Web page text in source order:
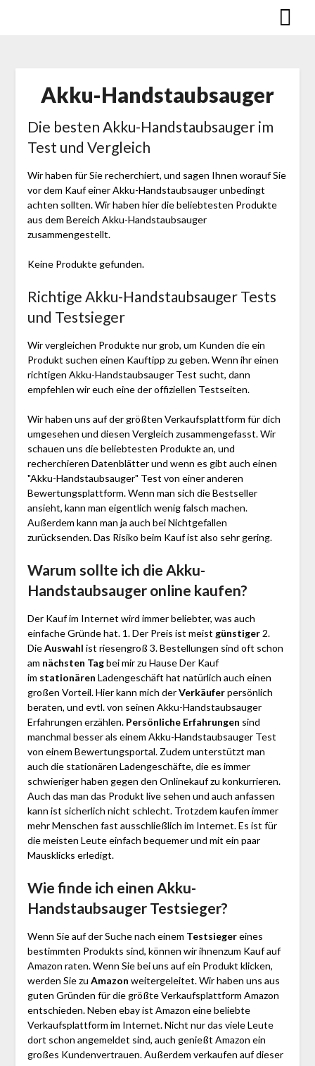
Akku-Handstaubsauger
Die besten Akku-Handstaubsauger im
Test und Vergleich
Wir haben für Sie recherchiert, und sagen Ihnen worauf Sie
vor dem Kauf einer Akku-Handstaubsauger unbedingt
achten sollten. Wir haben hier die beliebtesten Produkte
aus dem Bereich Akku-Handstaubsauger
zusammengestellt.
Keine Produkte gefunden.
Richtige Akku-Handstaubsauger Tests
und Testsieger
Wir vergleichen Produkte nur grob, um Kunden die ein
Produkt suchen einen Kauftipp zu geben. Wenn ihr einen
richtigen Akku-Handstaubsauger Test sucht, dann
empfehlen wir euch eine der offiziellen Testseiten.
Wir haben uns auf der größten Verkaufsplattform für dich
umgesehen und diesen Vergleich zusammengefasst. Wir
schauen uns die beliebtesten Produkte an, und
recherchieren Datenblätter und wenn es gibt auch einen
"Akku-Handstaubsauger" Test von einer anderen
Bewertungsplattform. Wenn man sich die Bestseller
ansieht, kann man eigentlich wenig falsch machen.
Außerdem kann man ja auch bei Nichtgefallen
zurücksenden. Das Risiko beim Kauf ist also sehr gering.
Warum sollte ich die Akku-
Handstaubsauger online kaufen?
Der Kauf im Internet wird immer beliebter, was auch
einfache Gründe hat. 1. Der Preis ist meist günstiger2.
DieAuswahl ist riesengroß 3. Bestellungen sind oft schon
am nächsten Tagbei mir zu Hause Der Kauf
im stationären Ladengeschäft hat natürlich auch einen
großen Vorteil. Hier kann mich derVerkäuferpersönlich
beraten, und evtl. von seinen Akku-Handstaubsauger
Erfahrungen erzählen. Persönliche Erfahrungen sind
manchmal besser als einem Akku-Handstaubsauger Test
von einem Bewertungsportal. Zudem unterstützt man
auch die stationären Ladengeschäfte, die es immer
schwieriger haben gegen den Onlinekauf zu konkurrieren.
Auch das man das Produkt live sehen und auch anfassen
kann ist sicherlich nicht schlecht. Trotzdem kaufen immer
mehr Menschen fast ausschließlich im Internet. Es ist für
die meisten Leute einfach bequemer und mit ein paar
Mausklicks erledigt.
Wie finde ich einen Akku-
Handstaubsauger Testsieger?
Wenn Sie auf der Suche nach einem Testsiegereines
bestimmten Produkts sind, können wir ihnenzum Kauf auf
Amazon raten. Wenn Sie bei uns auf ein Produkt klicken,
werden Sie zu Amazon weitergeleitet. Wir haben uns aus
guten Gründen für die größte Verkaufsplattform Amazon
entschieden. Neben ebay ist Amazon eine beliebte
Verkaufsplattform im Internet. Nicht nur das viele Leute
dort schon angemeldet sind, auch genießt Amazon ein
großes Kundenvertrauen. Außerdem verkaufen auf dieser